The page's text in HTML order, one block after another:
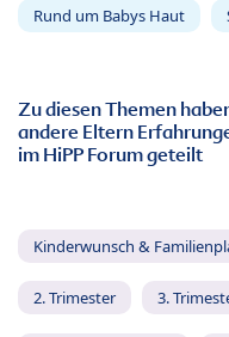
Rund um Babys Haut
Zu diesen Themen
andere Eltern
im HiPP Forum geteilt
Kinderwunsch &
2. Trimester 3.